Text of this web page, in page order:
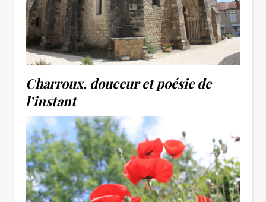
Charroux, douceur et poésie de
l’instant